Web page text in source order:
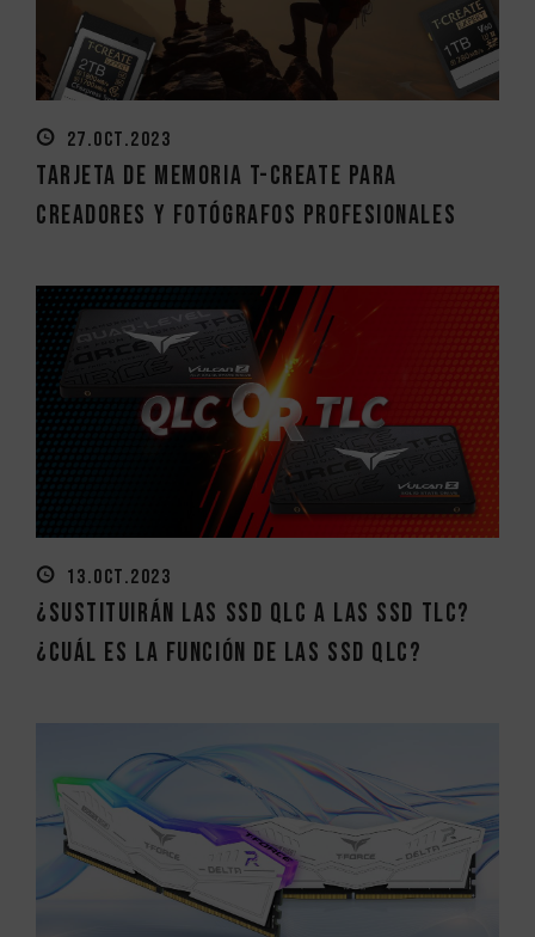
27.OCT.2023
Tarjeta de memoria T-CREATE para
creadores y fotógrafos profesionales
13.OCT.2023
¿Sustituirán las SSD QLC a las SSD TLC?
¿Cuál es la función de las SSD QLC?